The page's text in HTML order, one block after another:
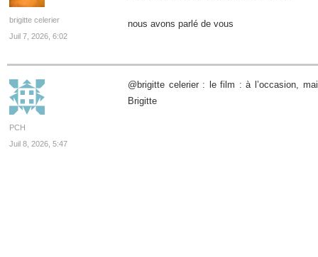
brigitte celerier
Juil 7, 2026, 6:02
nous avons parlé de vous
PCH
Juil 8, 2026, 5:47
@brigitte celerier : le film : à l’occasion,
Brigitte